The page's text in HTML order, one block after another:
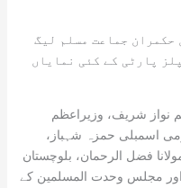
حکمران جماعت مسلم لیگ
پارٹی کے کئی نمایاں
نواز شریف، وزیراعظم
اسمبلی حمزہ شہباز،
فضل الرحمان، بلوچستان
اور مجلس وحدت المسلمین کے